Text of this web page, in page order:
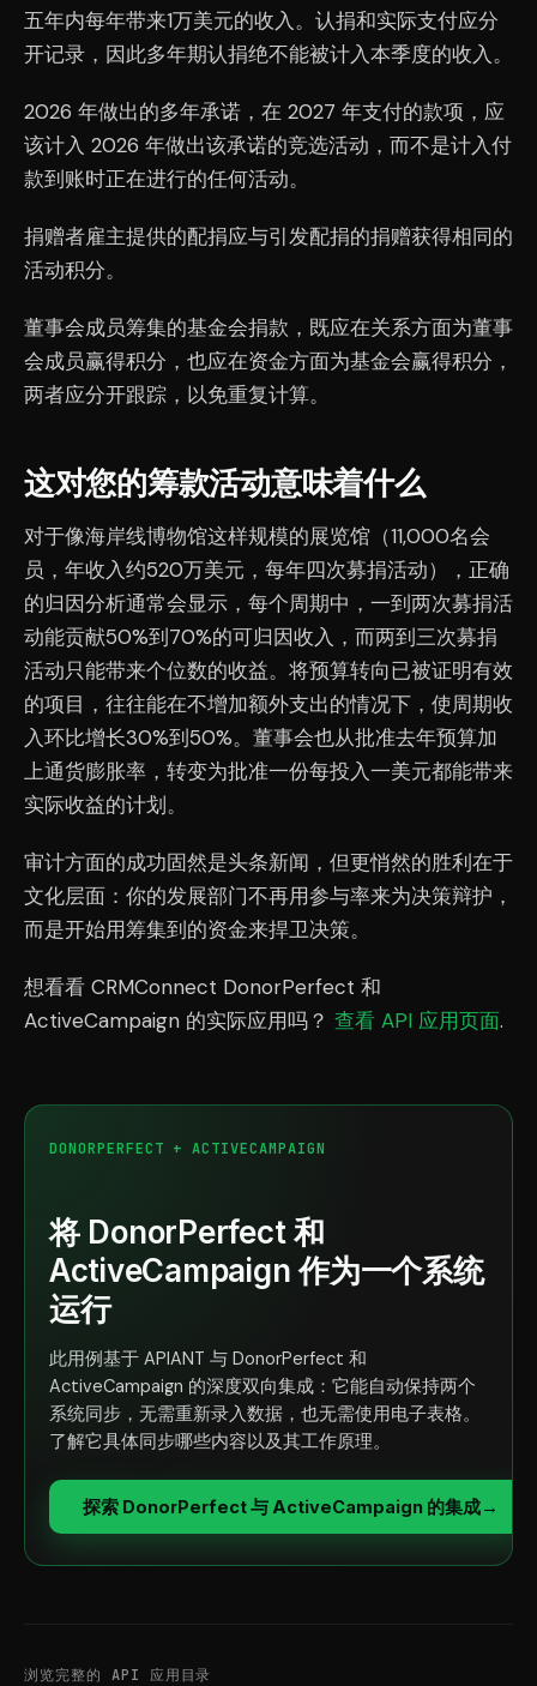
五年内每年带来1万美元的收入。认捐和实际支付应分
开记录，因此多年期认捐绝不能被计入本季度的收入。
2026 年做出的多年承诺，在 2027 年支付的款项，应
该计入 2026 年做出该承诺的竞选活动，而不是计入付
款到账时正在进行的任何活动。
捐赠者雇主提供的配捐应与引发配捐的捐赠获得相同的
活动积分。
董事会成员筹集的基金会捐款，既应在关系方面为董事
会成员赢得积分，也应在资金方面为基金会赢得积分，
两者应分开跟踪，以免重复计算。
这对您的筹款活动意味着什么
对于像海岸线博物馆这样规模的展览馆（11,000名会
员，年收入约520万美元，每年四次募捐活动），正确
的归因分析通常会显示，每个周期中，一到两次募捐活
动能贡献50%到70%的可归因收入，而两到三次募捐
活动只能带来个位数的收益。将预算转向已被证明有效
的项目，往往能在不增加额外支出的情况下，使周期收
入环比增长30%到50%。董事会也从批准去年预算加
上通货膨胀率，转变为批准一份每投入一美元都能带来
实际收益的计划。
审计方面的成功固然是头条新闻，但更悄然的胜利在于
文化层面：你的发展部门不再用参与率来为决策辩护，
而是开始用筹集到的资金来捍卫决策。
想看看 CRMConnect DonorPerfect 和
ActiveCampaign 的实际应用吗？ 查看 API 应用页面.
DONORPERFECT + ACTIVECAMPAIGN
将 DonorPerfect 和
ActiveCampaign 作为一个系统
运行
此用例基于 APIANT 与 DonorPerfect 和
ActiveCampaign 的深度双向集成：它能自动保持两个
系统同步，无需重新录入数据，也无需使用电子表格。
了解它具体同步哪些内容以及其工作原理。
探索 DonorPerfect 与 ActiveCampaign 的集成→
浏览完整的 API 应用目录